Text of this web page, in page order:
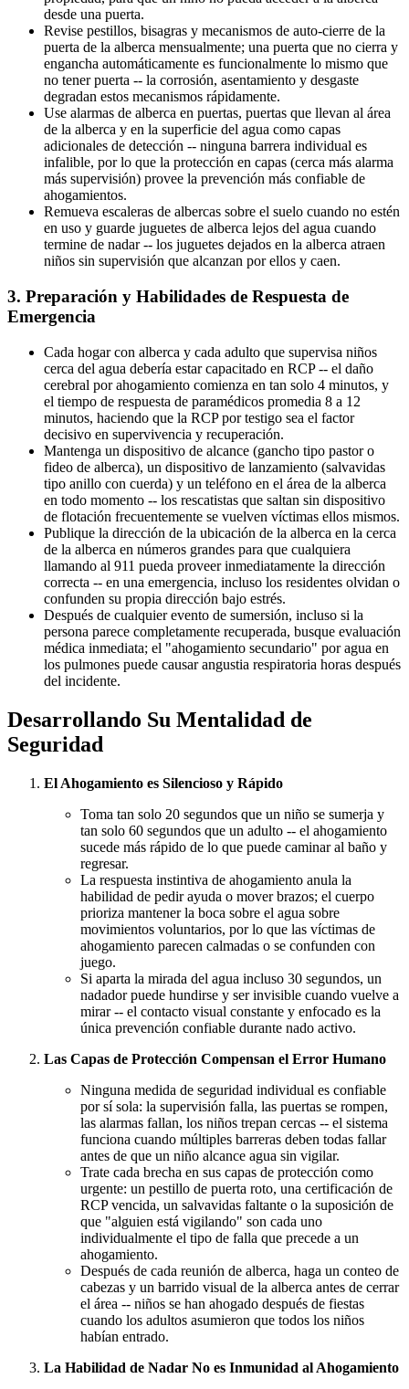
desde una puerta.
Revise pestillos, bisagras y mecanismos de auto-cierre de la
puerta de la alberca mensualmente; una puerta que no cierra y
engancha automáticamente es funcionalmente lo mismo que
no tener puerta -- la corrosión, asentamiento y desgaste
degradan estos mecanismos rápidamente.
Use alarmas de alberca en puertas, puertas que llevan al área
de la alberca y en la superficie del agua como capas
adicionales de detección -- ninguna barrera individual es
infalible, por lo que la protección en capas (cerca más alarma
más supervisión) provee la prevención más confiable de
ahogamientos.
Remueva escaleras de albercas sobre el suelo cuando no estén
en uso y guarde juguetes de alberca lejos del agua cuando
termine de nadar -- los juguetes dejados en la alberca atraen
niños sin supervisión que alcanzan por ellos y caen.
3. Preparación y Habilidades de Respuesta de
Emergencia
Cada hogar con alberca y cada adulto que supervisa niños
cerca del agua debería estar capacitado en RCP -- el daño
cerebral por ahogamiento comienza en tan solo 4 minutos, y
el tiempo de respuesta de paramédicos promedia 8 a 12
minutos, haciendo que la RCP por testigo sea el factor
decisivo en supervivencia y recuperación.
Mantenga un dispositivo de alcance (gancho tipo pastor o
fideo de alberca), un dispositivo de lanzamiento (salvavidas
tipo anillo con cuerda) y un teléfono en el área de la alberca
en todo momento -- los rescatistas que saltan sin dispositivo
de flotación frecuentemente se vuelven víctimas ellos mismos.
Publique la dirección de la ubicación de la alberca en la cerca
de la alberca en números grandes para que cualquiera
llamando al 911 pueda proveer inmediatamente la dirección
correcta -- en una emergencia, incluso los residentes olvidan o
confunden su propia dirección bajo estrés.
Después de cualquier evento de sumersión, incluso si la
persona parece completamente recuperada, busque evaluación
médica inmediata; el "ahogamiento secundario" por agua en
los pulmones puede causar angustia respiratoria horas después
del incidente.
Desarrollando Su Mentalidad de
Seguridad
El Ahogamiento es Silencioso y Rápido
Toma tan solo 20 segundos que un niño se sumerja y
tan solo 60 segundos que un adulto -- el ahogamiento
sucede más rápido de lo que puede caminar al baño y
regresar.
La respuesta instintiva de ahogamiento anula la
habilidad de pedir ayuda o mover brazos; el cuerpo
prioriza mantener la boca sobre el agua sobre
movimientos voluntarios, por lo que las víctimas de
ahogamiento parecen calmadas o se confunden con
juego.
Si aparta la mirada del agua incluso 30 segundos, un
nadador puede hundirse y ser invisible cuando vuelve a
mirar -- el contacto visual constante y enfocado es la
única prevención confiable durante nado activo.
Las Capas de Protección Compensan el Error Humano
Ninguna medida de seguridad individual es confiable
por sí sola: la supervisión falla, las puertas se rompen,
las alarmas fallan, los niños trepan cercas -- el sistema
funciona cuando múltiples barreras deben todas fallar
antes de que un niño alcance agua sin vigilar.
Trate cada brecha en sus capas de protección como
urgente: un pestillo de puerta roto, una certificación de
RCP vencida, un salvavidas faltante o la suposición de
que "alguien está vigilando" son cada uno
individualmente el tipo de falla que precede a un
ahogamiento.
Después de cada reunión de alberca, haga un conteo de
cabezas y un barrido visual de la alberca antes de cerrar
el área -- niños se han ahogado después de fiestas
cuando los adultos asumieron que todos los niños
habían entrado.
La Habilidad de Nadar No es Inmunidad al Ahogamiento